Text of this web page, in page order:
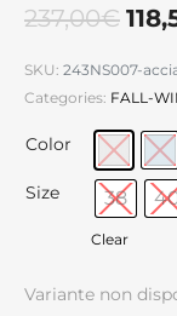
237,00€
SKU: 243NS007-
Categories: FALL-
Color
Size 38
Clear
Variante non